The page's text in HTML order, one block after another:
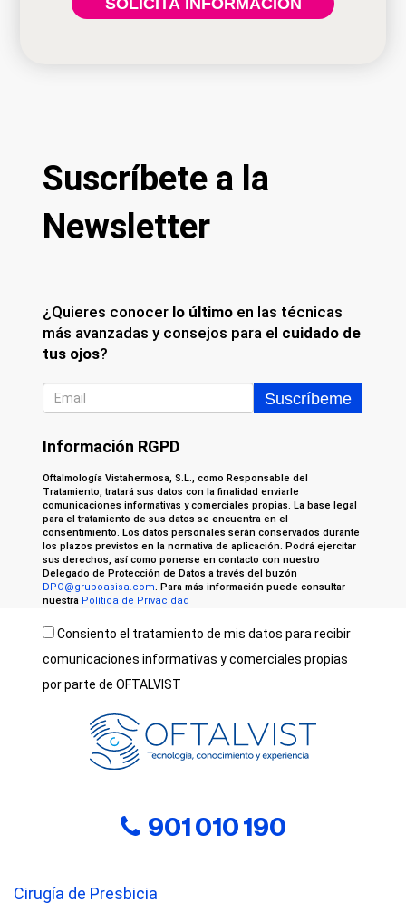
Suscríbete a la
Newsletter
¿Quieres conocer lo último en las técnicas
más avanzadas y consejos para el cuidado de
tus ojos?
Información RGPD
Oftalmología Vistahermosa, S.L., como Responsable del
Tratamiento, tratará sus datos con la finalidad enviarle
comunicaciones informativas y comerciales propias. La base legal
para el tratamiento de sus datos se encuentra en el
consentimiento. Los datos personales serán conservados durante
los plazos previstos en la normativa de aplicación. Podrá ejercitar
sus derechos, así como ponerse en contacto con nuestro
Delegado de Protección de Datos a través del buzón
DPO@grupoasisa.com . Para más información puede consultar
nuestra Política de Privacidad
Consiento el tratamiento de mis datos para recibir
comunicaciones informativas y comerciales propias
por parte de OFTALVIST
901 010 190
Cirugía de Presbicia